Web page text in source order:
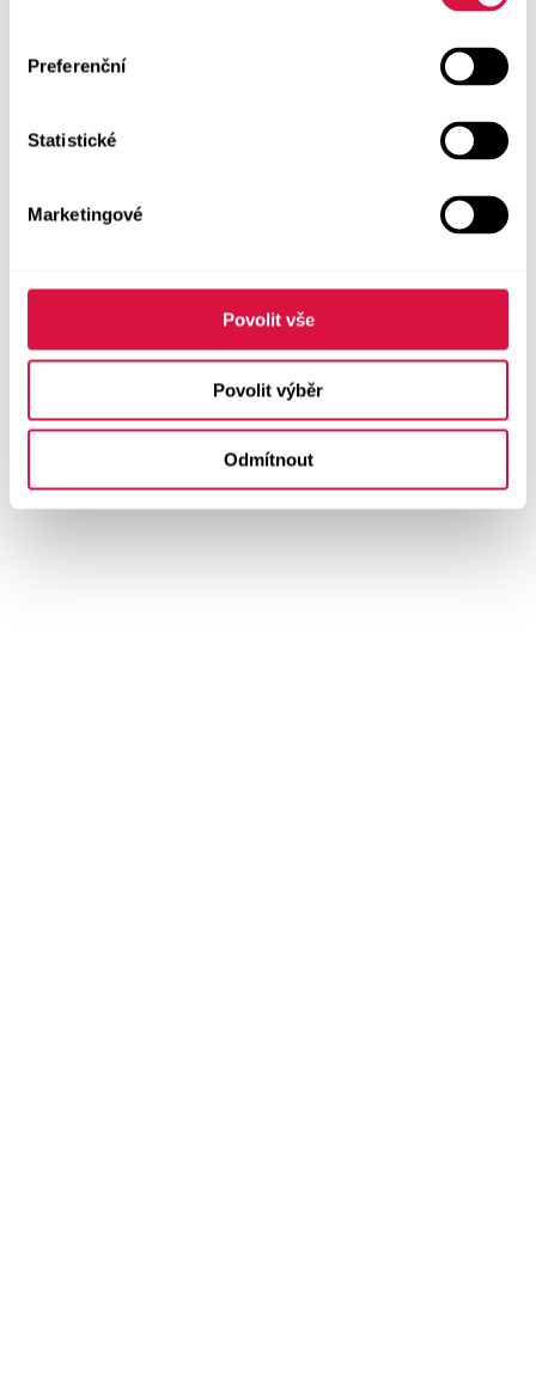
Preferenční
Statistické
Marketingové
Povolit vše
Povolit výběr
Odmítnout